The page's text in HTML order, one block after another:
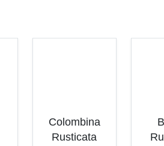
Colombina
Rusticata